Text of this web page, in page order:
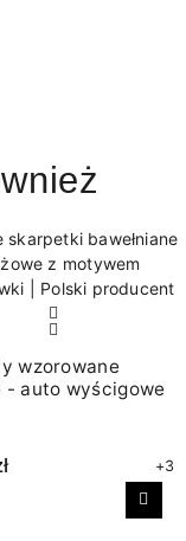
wzorowane
- auto wyścigowe
+3